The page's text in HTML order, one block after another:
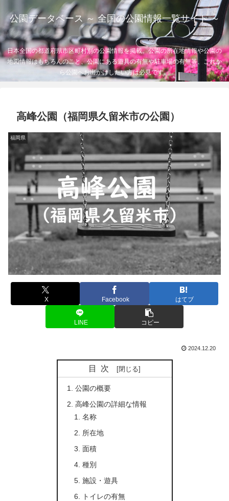
公園データベース ～ 全国の公園情報一覧サイト ～
日本全国の都道府県市区町村別の公園情報を掲載。公園の所在地情報や公園の
地図情報はもちろんのこと、公園にある遊具の有無や駐車場の有無等、これか
ら公園へお出かけしたい方は必見です。
高峰公園（福岡県久留米市の公園）
福岡県
X Facebook はてブ
LINE コピー
2024.12.20
目次
公園の概要
高峰公園の詳細な情報
名称
所在地
面積
種別
施設・遊具
トイレの有無